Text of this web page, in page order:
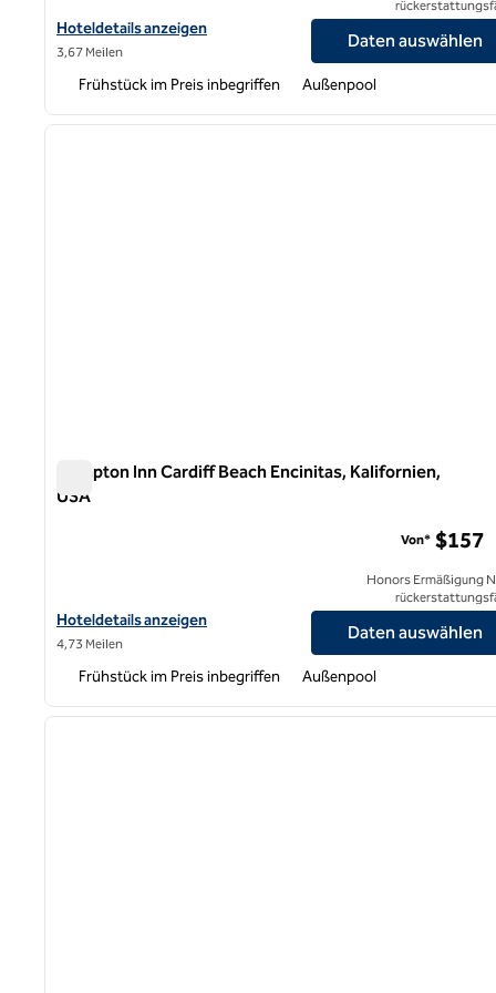
Hoteldetails für Homewood Suites by Hilton San Diego-Del Mar
Hoteldetails anzeigen
3,67 Meilen
Daten auswählen
Frühstück im Preis inbegriffen Außenpool
1 von 12
Hampton Inn Cardiff Beach Encinitas, Kalifornien,
USA
Hoteldetails für Hampton Inn Cardiff Beach Encinitas,
Hoteldetails anzeigen
4,73 Meilen
Von* $157
Honors Ermäßigung
Daten auswählen
Frühstück im Preis inbegriffen Außenpool
1 von 12